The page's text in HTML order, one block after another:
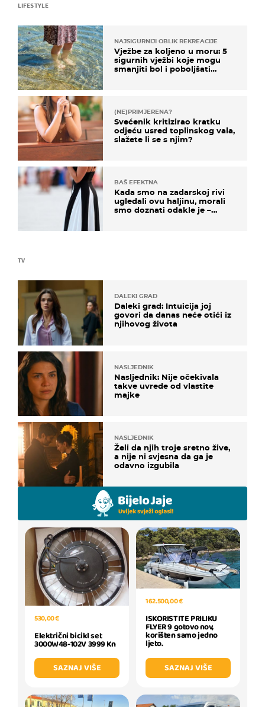
TV
DALEKI GRAD
Daleki grad: Intuicija joj
govori da danas neće otići iz
njihovog života
NASLJEDNIK
Nasljednik: Nije očekivala
takve uvrede od vlastite
majke
NASLJEDNIK
Želi da njih troje sretno žive,
a nije ni svjesna da ga je
odavno izgubila
LIFESTYLE
NAJSIGURNIJI OBLIK REKREACIJE
Vježbe za koljeno u moru: 5
sigurnih vježbi koje mogu
smanjiti bol i poboljšati
(NE)PRIMJERENA?
Svećenik kritizirao kratku
odjeću usred toplinskog vala,
slažete li se s njim?
BAŠ EFEKTNA
Kada smo na zadarskoj rivi
ugledali ovu haljinu, morali
smo doznati odakle je –
530,00 €
Električni bicikl set
3000W48-102V 3999 Kn
SAZNAJ VIŠE
162.500,00 €
ISKORISTITE PRILIKU
FLYER 9 gotovo nov,
korišten samo jedno
ljeto.
SAZNAJ VIŠE